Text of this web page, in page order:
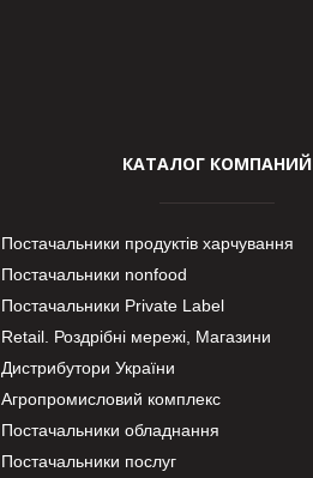
КАТАЛОГ КОМПАНИЙ
Постачальники продуктів харчування
Постачальники nonfood
Постачальники Private Label
Retail. Роздрібні мережі, Магазини
Дистрибутори України
Агропромисловий комплекс
Постачальники обладнання
Постачальники послуг